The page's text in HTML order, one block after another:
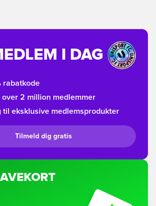
I DAG
rabatkode
over 2 million medlemmer
til eksklusive medlemsprodukter
Tilmeld dig gratis